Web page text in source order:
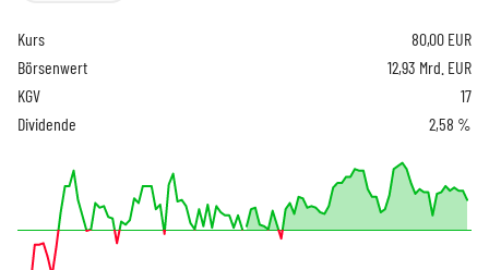
Kurs 80,00 EUR
Börsenwert
12,93 Mrd. EUR
KGV
17
Dividende
2,58 %